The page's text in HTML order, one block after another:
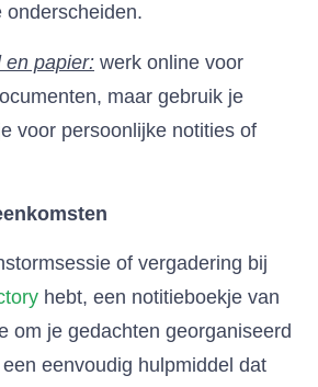
onderscheiden.
en papier: werk online voor
maar gebruik je
voor persoonlijke notities of
of vergadering bij
hebt, een notitieboekje van
om je gedachten georganiseerd
eenvoudig hulpmiddel dat